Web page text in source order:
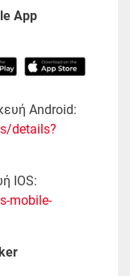
App
Android:
details?
IOS:
mobile-